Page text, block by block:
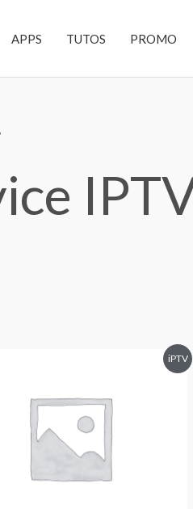
APPS TUTOS PROMO
iPTV